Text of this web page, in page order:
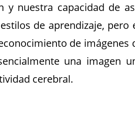
y nuestra capacidad de
de aprendizaje, pero
de imágenes
una imagen
cerebral.